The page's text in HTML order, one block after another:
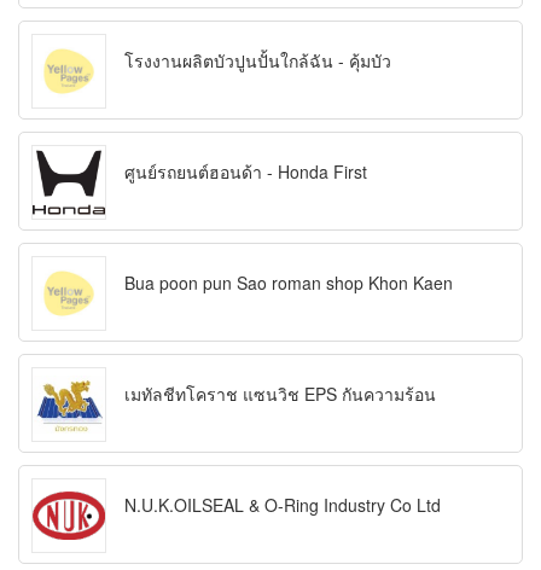
โรงงานผลิตบัวปูนปั้นใกล้ฉัน - คุ้มบัว
ศูนย์รถยนต์ฮอนด้า - Honda First
Bua poon pun Sao roman shop Khon Kaen
เมทัลชีทโคราช แซนวิช EPS กันความร้อน
N.U.K.OILSEAL & O-Ring Industry Co Ltd